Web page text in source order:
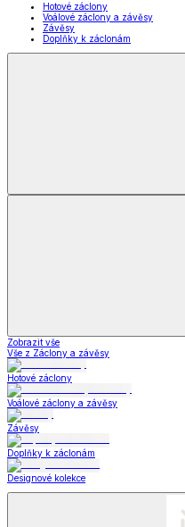
Hotové záclony
Voálové záclony a závěsy
Závěsy
Doplňky k záclonám
Zobrazit vše
Vše z Záclony a závěsy
Hotové záclony
Voálové záclony a závěsy
Závěsy
Doplňky k záclonám
Designové kolekce